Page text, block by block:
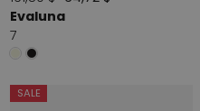
Evaluna
7
SALE